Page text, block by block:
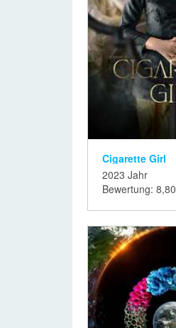
Cigarette Girl
2023 Jahr
Bewertung: 8,80